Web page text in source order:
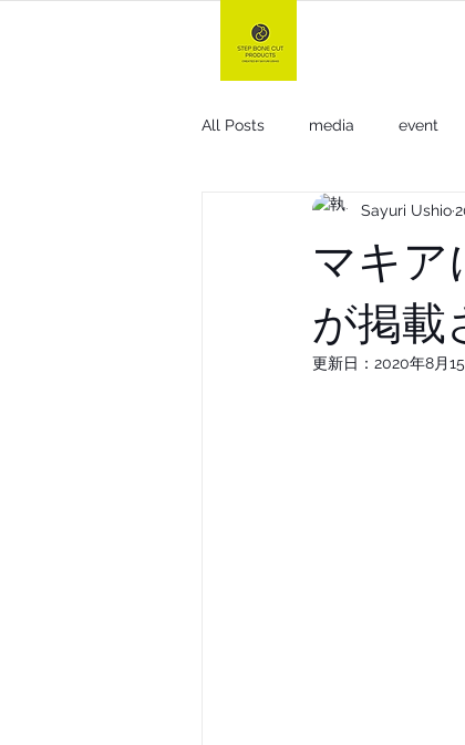
All Posts media event
gel & oil +n 小顔ミスト+
For hair stylist
マキア
が掲載
Sayuri Ushio
更新日： 2020年8月